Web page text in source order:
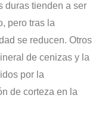
duras tienden a ser
pero tras la
se reducen. Otros
de cenizas y la
por la
de corteza en la